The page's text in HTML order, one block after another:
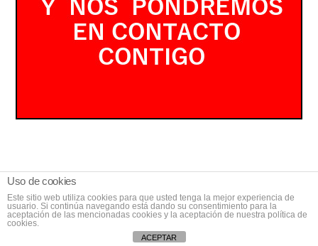
Reparaciones del Hogar
WordPress.
Uso de cookies
Este sitio web utiliza cookies para que usted tenga la mejor experiencia de
usuario. Si continúa navegando está dando su consentimiento para la
aceptación de las mencionadas cookies y la aceptación de nuestra política de
cookies.
ACEPTAR